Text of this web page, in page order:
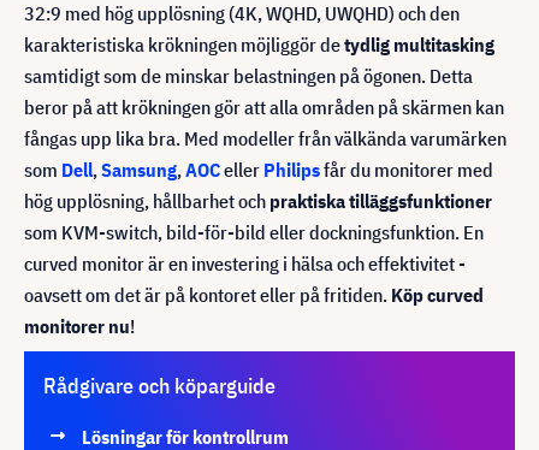
32:9 med hög upplösning (4K, WQHD, UWQHD) och den
karakteristiska krökningen möjliggör detydlig multitasking
samtidigt som de minskar belastningen på ögonen. Detta
beror på att krökningen gör att alla områden på skärmen kan
fångas upp lika bra. Med modeller från välkända varumärken
som Dell,Samsung,AOCeller Philipsfår du monitorer med
hög upplösning, hållbarhet och praktiska tilläggsfunktioner
som KVM-switch, bild-för-bild eller dockningsfunktion. En
curved monitor är en investering i hälsa och effektivitet -
oavsett om det är på kontoret eller på fritiden. Köp curved
monitorer nu!
Rådgivare och köparguide
Lösningar för kontrollrum